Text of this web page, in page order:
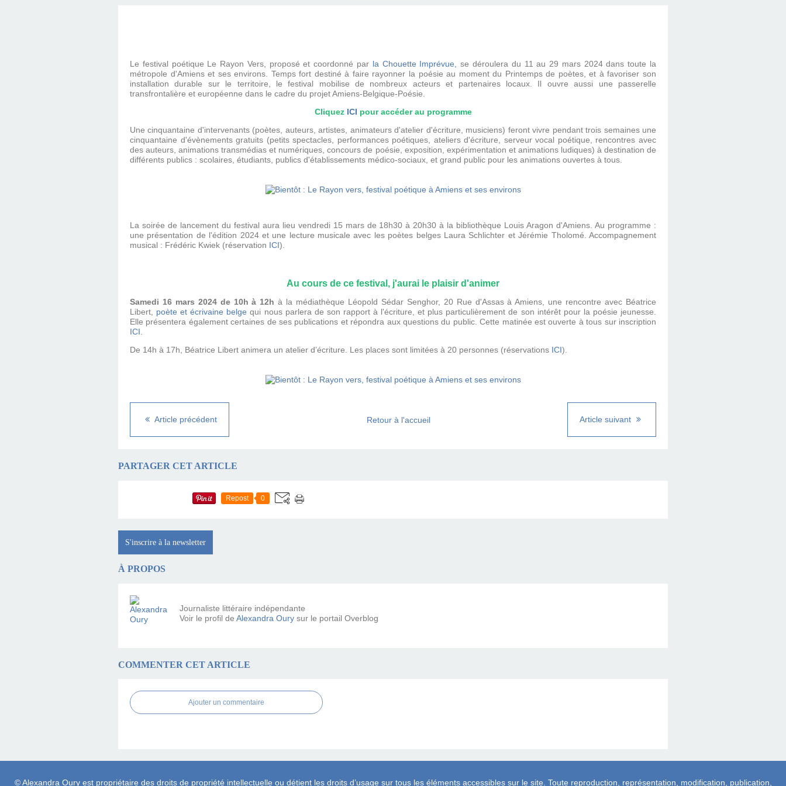
Le festival poétique Le Rayon Vers, proposé et coordonné par la Chouette Imprévue, se déroulera du 11 au 29 mars 2024 dans toute la
métropole d'Amiens et ses environs. Temps fort destiné à faire rayonner la poésie au moment du Printemps de poètes, et à favoriser son
installation durable sur le territoire, le festival mobilise de nombreux acteurs et partenaires locaux. Il ouvre aussi une passerelle
transfrontalière et européenne dans le cadre du projet Amiens-Belgique-Poésie.
Cliquez ICI pour accéder au programme
​Une cinquantaine d'intervenants (poètes, auteurs, artistes, animateurs d'atelier d'écriture, musiciens) feront vivre pendant trois semaines une
cinquantaine d'évènements gratuits (petits spectacles, performances poétiques, ateliers d'écriture, serveur vocal poétique, rencontres avec
des auteurs, animations transmédias et numériques, concours de poésie, exposition, expérimentation et animations ludiques) à destination de
différents publics : scolaires, étudiants, publics d'établissements médico-sociaux, et grand public pour les animations ouvertes à tous.
La soirée de lancement du festival aura lieu vendredi 15 mars de 18h30 à 20h30 à la bibliothèque Louis Aragon d'Amiens. Au programme :
une présentation de l'édition 2024 et une lecture musicale avec les poètes belges Laura Schlichter et Jérémie Tholomé. Accompagnement
musical : Frédéric Kwiek (réservation ICI).
Au cours de ce festival, j'aurai le plaisir d'animer
Samedi 16 mars 2024 de 10h à 12hà la médiathèque Léopold Sédar Senghor, 20 Rue d'Assas à Amiens, une rencontre avec Béatrice
Libert, poète et écrivaine belge qui nous parlera de son rapport à l'écriture, et plus particulièrement de son intérêt pour la poésie jeunesse.
Elle présentera également certaines de ses publications et répondra aux questions du public. Cette matinée est ouverte à tous sur inscription
ICI.
De 14h à 17h, Béatrice Libert animera un atelier d’écriture. Les places sont limitées à 20 personnes (réservations ICI).
Article précédent Article suivant
Retour à l'accueil
PARTAGER CET ARTICLE
Repost 0
S'inscrire à la newsletter
À PROPOS
Journaliste littéraire indépendante
Voir le profil de Alexandra Oury sur le portail Overblog
COMMENTER CET ARTICLE
Ajouter un commentaire
© Alexandra Oury est propriétaire des droits de propriété intellectuelle ou détient les droits d’usage sur tous les éléments accessibles sur le site. Toute reproduction, représentation, modification, publication,